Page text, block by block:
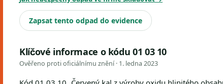
Zapsat tento odpad do evidence
Klíčové informace o kódu 01 03 10
Ověřeno proti oficiálnímu znění · 1. ledna 2023